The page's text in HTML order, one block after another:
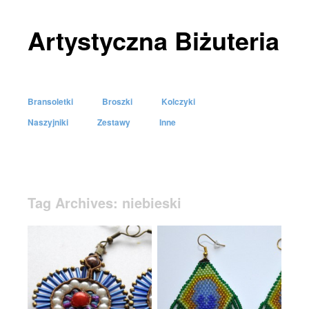
Artystyczna Biżuteria
Menu
Skip to content
Bransoletki Broszki
Kolczyki
Naszyjniki
Zestawy Inne
Tag Archives: niebieski